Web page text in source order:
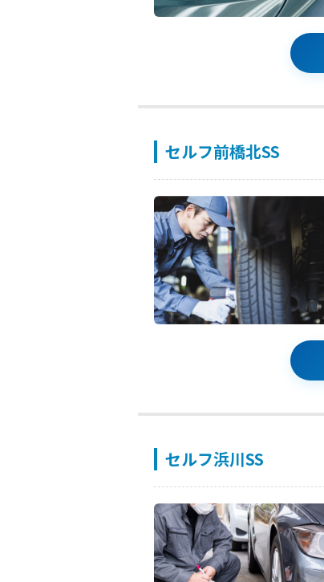
セルフ前橋北SS
セルフ浜川SS